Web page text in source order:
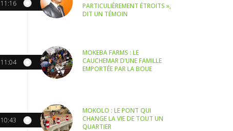
11:16
PARTICULIÈREMENT ÉTROITS »,
DIT UN TÉMOIN
11:04
MOKEBA FARMS : LE
CAUCHEMAR D’UNE FAMILLE
EMPORTÉE PAR LA BOUE
10:43
MOKOLO : LE PONT QUI
CHANGE LA VIE DE TOUT UN
QUARTIER